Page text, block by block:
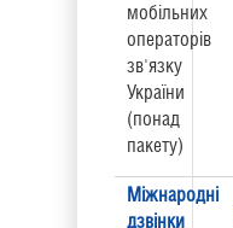
мобільних
операторів
зв'язку
України
(понад
пакету)
Міжнародні
дзвінки